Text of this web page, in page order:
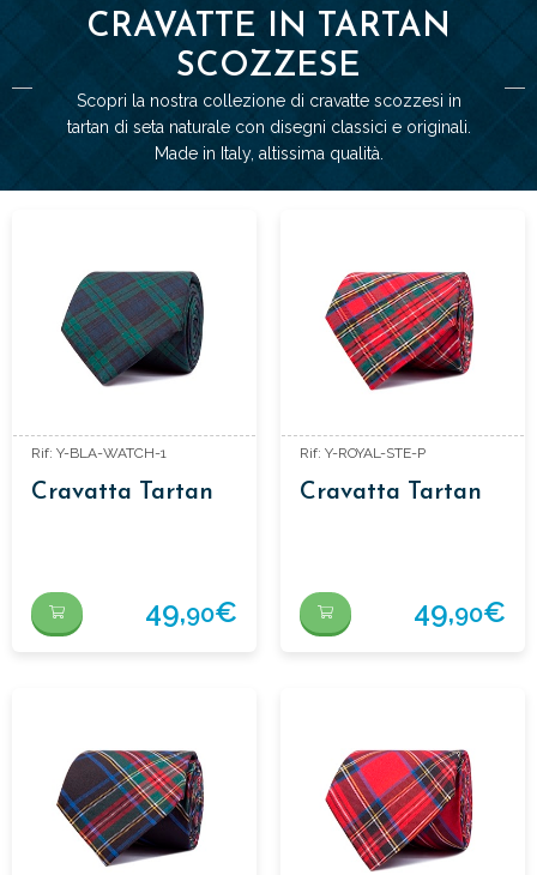
CRAVATTE IN TARTAN
SCOZZESE
Scopri la nostra collezione di cravatte scozzesi in
tartan di seta naturale con disegni classici e originali.
Made in Italy, altissima qualità.
Rif: Y-BLA-WATCH-1
Cravatta Tartan
49,90€
Rif: Y-ROYAL-STE-P
Cravatta Tartan
49,90€